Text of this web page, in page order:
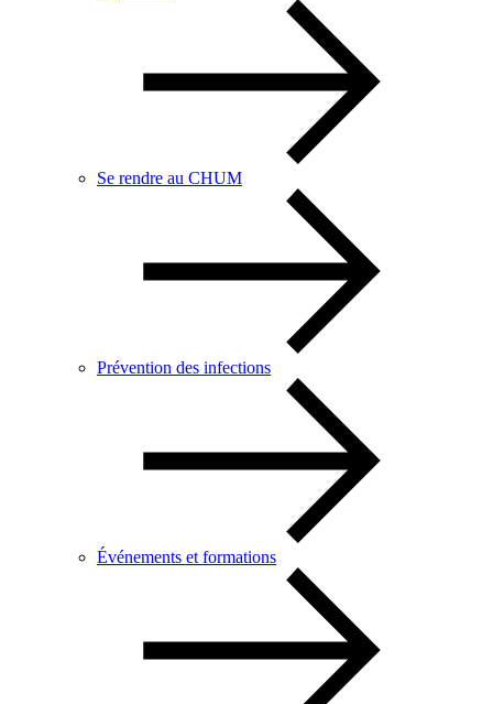
Se rendre au CHUM
Prévention des infections
Événements et formations